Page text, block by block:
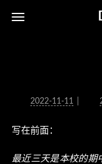
2022-11-11
写在前面：
最近三天是本校的期